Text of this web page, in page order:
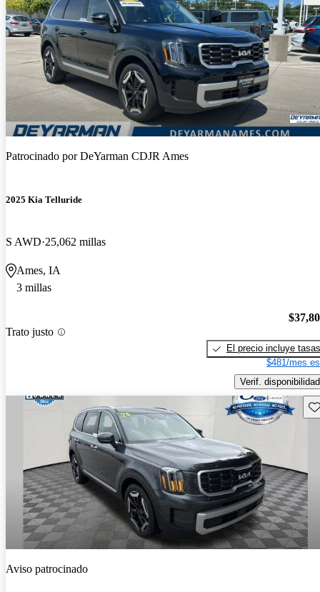
Patrocinado porDeYarman CDJR Ames
2025 Kia Telluride
S AWD 25,062 millas
Ames, IA
3 millas
Trato justo
El precio incluye tasas
$481/mes
Verif. disponibilidad
Aviso patrocinado